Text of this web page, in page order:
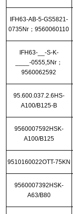
IFH63-AB-5-GS5821-
0735Nr；9560060110
IFH63-__-S-K-
____-0555,5Nr；
9560062592
95.600.037.2.6HS-
A100/B125-B
9560007592HSK-
A100/B125
9510160022OTT-75KN
9560007392HSK-
A63/B80